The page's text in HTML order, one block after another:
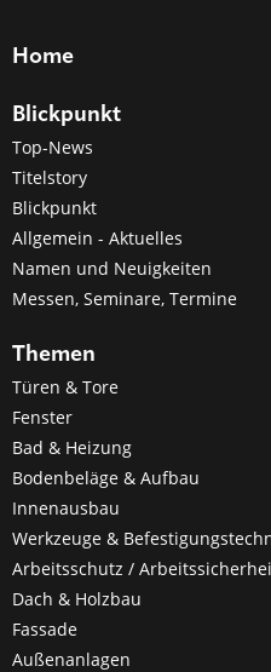
Home
Blickpunkt
Top-News
Titelstory
Blickpunkt
Allgemein - Aktuelles
Namen und Neuigkeiten
Messen, Seminare, Termine
Themen
Türen & Tore
Fenster
Bad & Heizung
Bodenbeläge & Aufbau
Innenausbau
Werkzeuge &
Arbeitsschutz /
Dach & Holzbau
Fassade
Außenanlagen